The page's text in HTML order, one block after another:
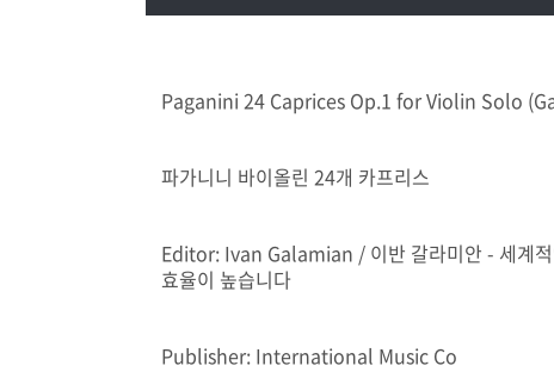
Paganini 24 Caprices Op.1 for Violin Solo
파가니니 바이올린 24개 카프리스
Editor: Ivan Galamian / 이반 갈라미안 - 세계
효율이 높습니다
Publisher: International Music Co